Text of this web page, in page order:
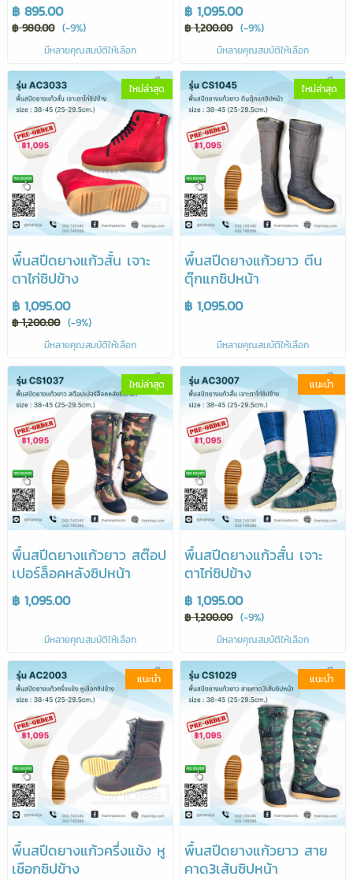
฿ 895.00
฿ 980.00 (-9%)
มีหลายคุณสมบัติให้เลือก
฿ 1,095.00
฿ 1,200.00 (-9%)
มีหลายคุณสมบัติให้เลือก
ใหม่ล่าสุด
พื้นสปีดยางแก้วสั้น เจาะ
ตาไก่ซิปข้าง
฿ 1,095.00
฿ 1,200.00 (-9%)
มีหลายคุณสมบัติให้เลือก
ใหม่ล่าสุด
พื้นสปีดยางแก้วยาว ตีน
ตุ๊กแกซิปหน้า
฿ 1,095.00
มีหลายคุณสมบัติให้เลือก
ใหม่ล่าสุด
พื้นสปีดยางแก้วยาว สต๊อป
เปอร์ล็อคหลังซิปหน้า
฿ 1,095.00
มีหลายคุณสมบัติให้เลือก
แนะนำ
พื้นสปีดยางแก้วสั้น เจาะ
ตาไก่ซิปข้าง
฿ 1,095.00
฿ 1,200.00 (-9%)
มีหลายคุณสมบัติให้เลือก
แนะนำ
พื้นสปีดยางแก้วครึ่งแข้ง หู
เชือกซิปข้าง
แนะนำ
พื้นสปีดยางแก้วยาว สาย
คาด3เส้นซิปหน้า